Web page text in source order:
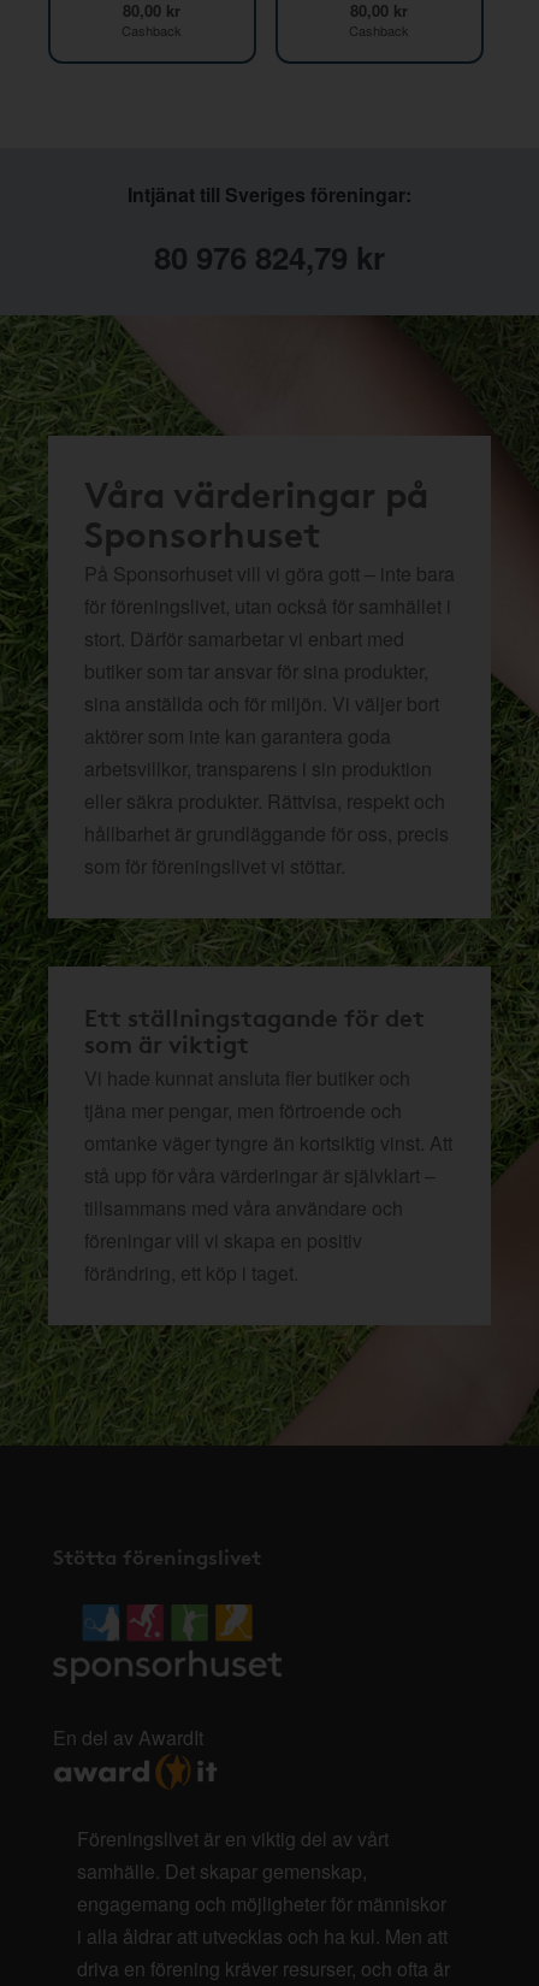
80,00 kr
Cashback
80,00 kr
Cashback
Intjänat till Sveriges föreningar:
80 976 824,79 kr
Våra värderingar på
Sponsorhuset
På Sponsorhuset vill vi göra gott – inte bara
för föreningslivet, utan också för samhället i
stort. Därför samarbetar vi enbart med
butiker som tar ansvar för sina produkter,
sina anställda och för miljön. Vi väljer bort
aktörer som inte kan garantera goda
arbetsvillkor, transparens i sin produktion
eller säkra produkter. Rättvisa, respekt och
hållbarhet är grundläggande för oss, precis
som för föreningslivet vi stöttar.
Ett ställningstagande för det
som är viktigt
Vi hade kunnat ansluta fler butiker och
tjäna mer pengar, men förtroende och
omtanke väger tyngre än kortsiktig vinst. Att
stå upp för våra värderingar är självklart –
tillsammans med våra användare och
föreningar vill vi skapa en positiv
förändring, ett köp i taget.
Stötta föreningslivet
En del av AwardIt
Föreningslivet är en viktig del av vårt
samhälle. Det skapar gemenskap,
engagemang och möjligheter för människor
i alla åldrar att utvecklas och ha kul. Men att
driva en förening kräver resurser, och ofta är